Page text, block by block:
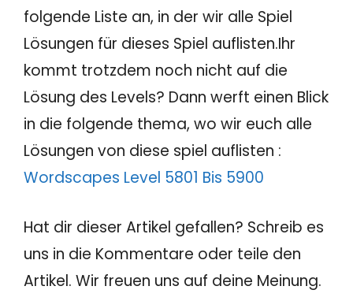
folgende Liste an, in der wir alle Spiel
Lösungen für dieses Spiel auflisten.Ihr
kommt trotzdem noch nicht auf die
Lösung des Levels? Dann werft einen Blick
in die folgende thema, wo wir euch alle
Lösungen von diese spiel auflisten :
Wordscapes Level 5801 Bis 5900
Hat dir dieser Artikel gefallen? Schreib es
uns in die Kommentare oder teile den
Artikel. Wir freuen uns auf deine Meinung.